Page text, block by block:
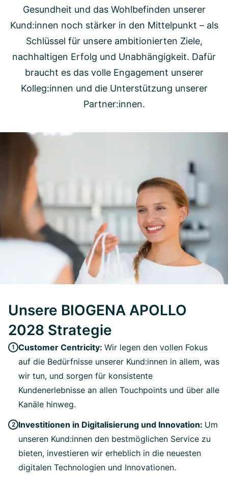
Gesundheit und das Wohlbefinden unserer
Kund:innen noch stärker in den Mittelpunkt – als
Schlüssel für unsere ambitionierten Ziele,
nachhaltigen Erfolg und Unabhängigkeit. Dafür
braucht es das volle Engagement unserer
Kolleg:innen und die Unterstützung unserer
Partner:innen.
Unsere BIOGENA APOLLO
2028 Strategie
Customer Centricity: Wir legen den vollen Fokus
auf die Bedürfnisse unserer Kund:innen in allem, was
wir tun, und sorgen für konsistente
Kundenerlebnisse an allen Touchpoints und über alle
Kanäle hinweg.
Investitionen in Digitalisierung und Innovation: Um
unseren Kund:innen den bestmöglichen Service zu
bieten, investieren wir erheblich in die neuesten
digitalen Technologien und Innovationen.